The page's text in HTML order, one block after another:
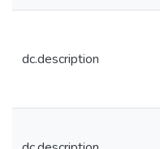
dc.description